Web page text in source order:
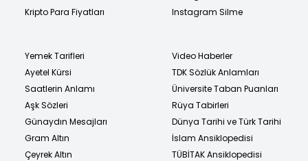
Kripto Para Fiyatları
Instagram Silme
Yemek Tarifleri
Ayetel Kürsi
Saatlerin Anlamı
Aşk Sözleri
Günaydın Mesajları
Gram Altın
Çeyrek Altın
Video Haberler
TDK Sözlük Anlamları
Üniversite Taban Puanları
Rüya Tabirleri
Dünya Tarihi ve Türk Tarihi
İslam Ansiklopedisi
TÜBİTAK Ansiklopedisi